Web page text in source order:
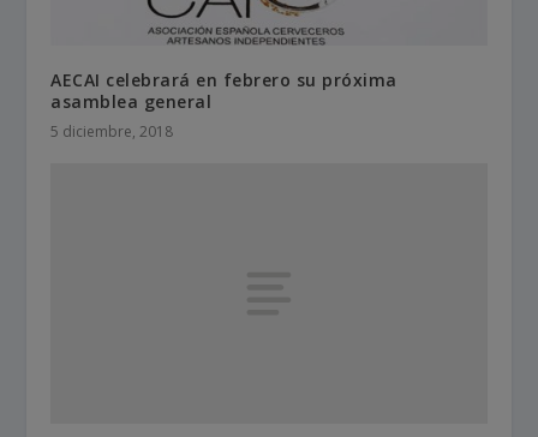
AECAI celebrará en febrero su próxima
asamblea general
5 diciembre, 2018